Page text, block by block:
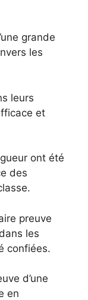
grande
les
leurs
et
ont été
des
preuve
les
confiées.
d’une
en